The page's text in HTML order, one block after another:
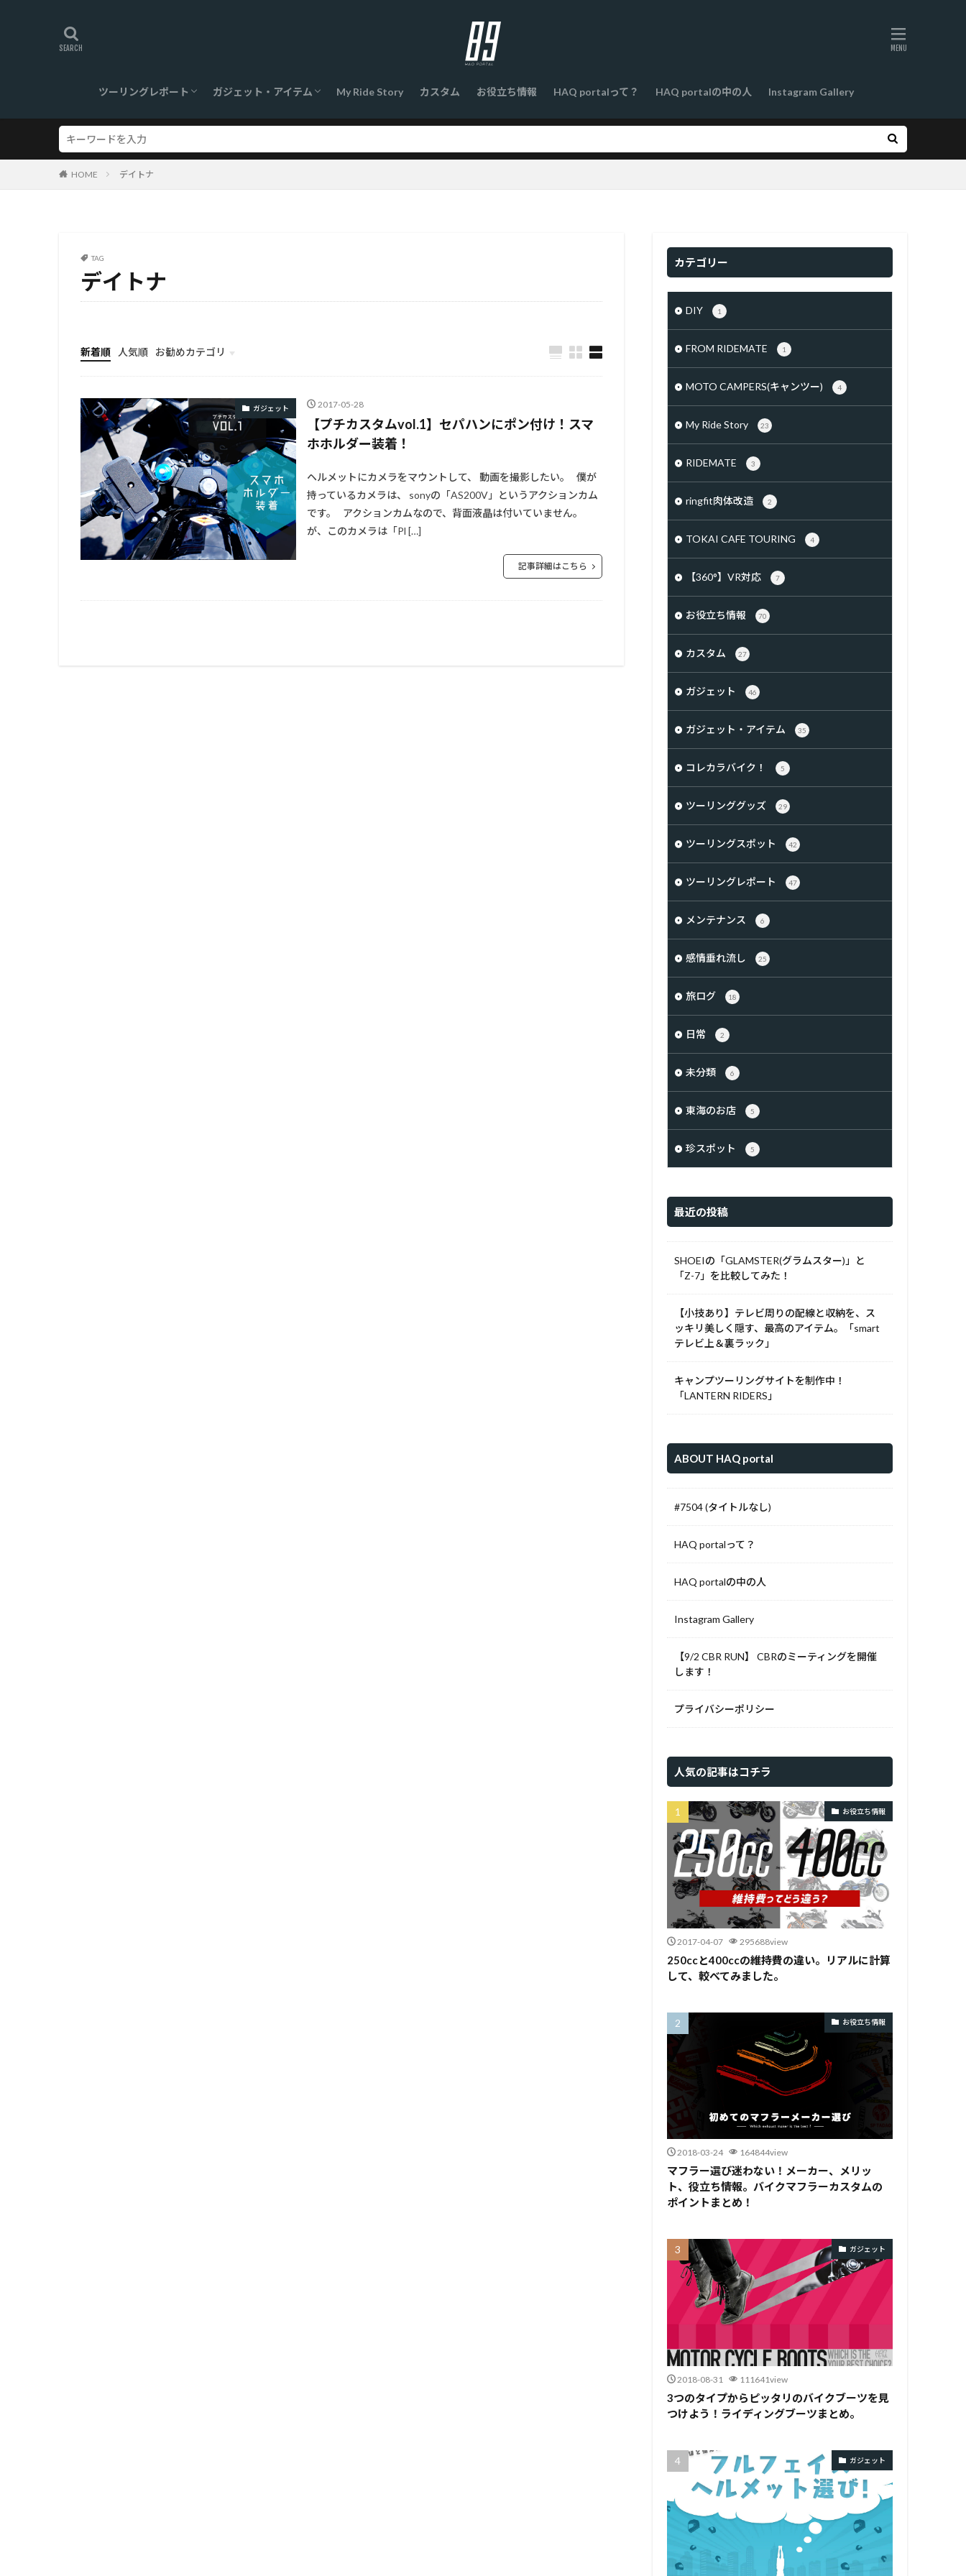
ツーリングレポート
旅ログ
ツーリングスポット
【360°】VR対応
ガジェット・アイテム
ツーリンググッズ
ガジェット
My Ride Story カスタム お役立ち情報 HAQ portalって？ HAQ portalの中の人 Instagram Gallery
HOME デイトナ
TAG
デイトナ
新着順 人気順
お勧めカテゴリ
TOP
ガジェット 2017-05-28
【プチカスタムvol.1】セパハンにポン付け！スマ
ホホルダー装着！
ヘルメットにカメラをマウントして、 動画を撮影したい。 僕が
持っているカメラは、 sonyの「AS200V」というアクションカム
です。 アクションカムなので、背面液晶は付いていません。
が、このカメラは「Pl […]
記事詳細はこちら
カテゴリー
DIY 1
FROM RIDEMATE 1
MOTO CAMPERS(キャンツー) 4
My Ride Story 23
RIDEMATE 3
ringfit肉体改造 2
TOKAI CAFE TOURING 4
【360°】VR対応 7
お役立ち情報 70
カスタム 27
ガジェット 46
ガジェット・アイテム 35
コレカラバイク！ 5
ツーリンググッズ 29
ツーリングスポット 42
ツーリングレポート 47
メンテナンス 6
感情垂れ流し 25
旅ログ 18
日常 2
未分類 6
東海のお店 5
珍スポット 5
最近の投稿
SHOEIの「GLAMSTER(グラムスター)」と
「Z-7」を比較してみた！
【小技あり】テレビ周りの配線と収納を、ス
ッキリ美しく隠す、最高のアイテム。「smart
テレビ上＆裏ラック」
キャンプツーリングサイトを制作中！
「LANTERN RIDERS」
ABOUT HAQ portal
#7504 (タイトルなし)
HAQ portalって？
HAQ portalの中の人
Instagram Gallery
【9/2 CBR RUN】 CBRのミーティングを開催
します！
プライバシーポリシー
人気の記事はコチラ
お役立ち情報
2017-04-07 295688view
250ccと400ccの維持費の違い。リアルに計算
して、較べてみました。
お役立ち情報
2018-03-24 164844view
マフラー選び迷わない！メーカー、メリッ
ト、役立ち情報。バイクマフラーカスタムの
ポイントまとめ！
ガジェット
2018-08-31 111641view
3つのタイプからピッタリのバイクブーツを見
つけよう！ライディングブーツまとめ。
ガジェット